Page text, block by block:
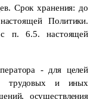
Срок хранения: до
Политики.
с п. 6.5. настоящей
- для целей
трудовых и иных
осуществления